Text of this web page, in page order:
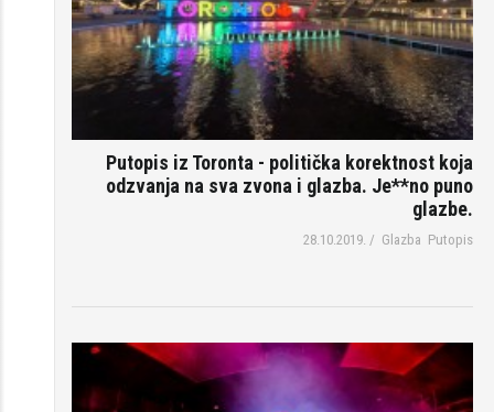
Putopis iz Toronta - politička korektnost koja
odzvanja na sva zvona i glazba. Je**no puno
glazbe.
28.10.2019. / Glazba Putopis